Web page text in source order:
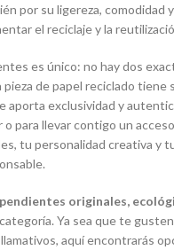
por su ligereza, comodidad
el reciclaje y la
es único: no hay dos
pieza de papel reciclado tiene
aporta exclusividad y
o para llevar contigo un
tu personalidad creativa y
pendientes originales,
Ya sea que te
aquí encontrarás